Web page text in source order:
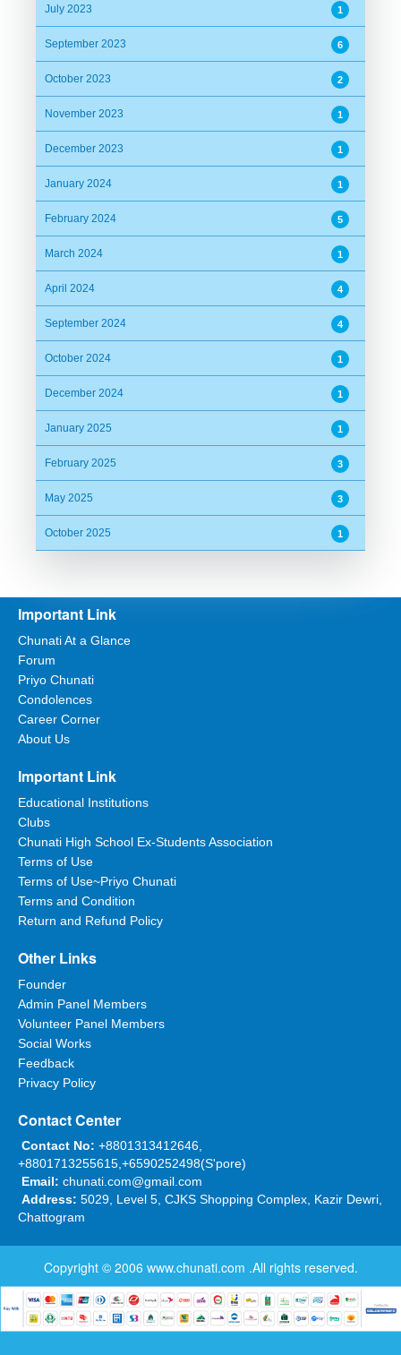
July 2023 1
September 2023 6
October 2023 2
November 2023 1
December 2023 1
January 2024 1
February 2024 5
March 2024 1
April 2024 4
September 2024 4
October 2024 1
December 2024 1
January 2025 1
February 2025 3
May 2025 3
October 2025 1
Important Link
Chunati At a Glance
Forum
Priyo Chunati
Condolences
Career Corner
About Us
Important Link
Educational Institutions
Clubs
Chunati High School Ex-Students Association
Terms of Use
Terms of Use~Priyo Chunati
Terms and Condition
Return and Refund Policy
Other Links
Founder
Admin Panel Members
Volunteer Panel Members
Social Works
Feedback
Privacy Policy
Contact Center
Contact No: +8801313412646,
+8801713255615,+6590252498(S'pore)
Email: chunati.com@gmail.com
Address: 5029, Level 5, CJKS Shopping Complex, Kazir Dewri,
Chattogram
Copyright © 2006 www.chunati.com .All rights reserved.